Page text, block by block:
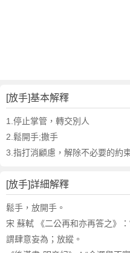
手
的
手
英
文
翻
[放手]基本解釋
1.停止掌管，轉交別人
2.鬆開手;撒手
3.指打消顧慮，解除不必要的約
[放手]詳細解釋
鬆手，放開手。
宋 蘇軾 《二公再和亦再答之》
謂肆意妄為；放縱。